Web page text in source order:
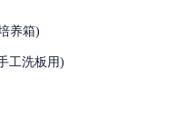
养箱)
工洗板用)